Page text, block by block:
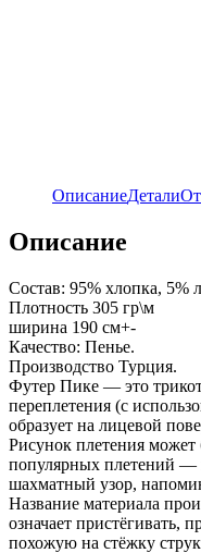
ОписаниеДетали
Описание
Состав: 95% хлопка, 5%
Плотность 305 гр\м
ширина 190 см+-
Качество: Пенье.
Производство Турция.
Футер Пике — это
переплетения (с
образует на лицевой
Рисунок плетения
популярных плетений —
шахматный узор,
Название материала
означает пристёгивать,
похожую на стёжку